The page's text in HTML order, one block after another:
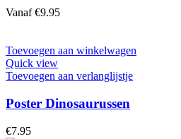
Vanaf €9.95
Toevoegen aan winkelwagen
Quick view
Toevoegen aan verlanglijstje
Poster Dinosaurussen
€7.95